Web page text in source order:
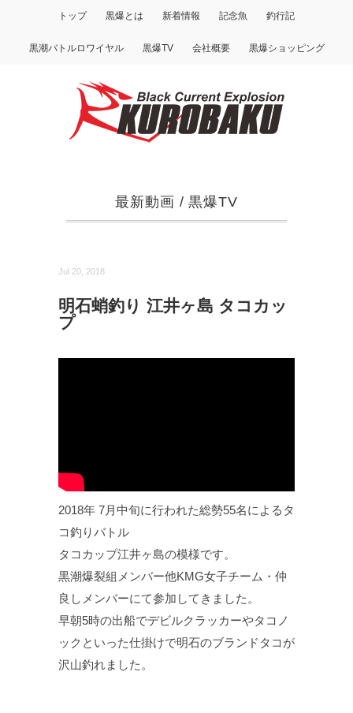
トップ 黒爆とは 新着情報 記念魚 釣行記
黒潮バトルロワイヤル 黒爆TV 会社概要 黒爆ショッピング
最新動画 /黒爆TV
Jul 20, 2018
明石蛸釣り 江井ヶ島 タコカッ
プ
2018年 7月中旬に行われた総勢55名によるタ
コ釣りバトル
タコカップ江井ヶ島の模様です。
黒潮爆裂組メンバー他KMG女子チーム・仲
良しメンバーにて参加してきました。
早朝5時の出船でデビルクラッカーやタコノ
ックといった仕掛けで明石のブランドタコが
沢山釣れました。